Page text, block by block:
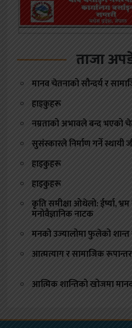
ताजा
मानव चेतनाको सौन्दर्य र
हाइकुहरू
नम्रताको अभावले बन्द भएको
सुसंस्कारले निर्माण गर्ने
हाइकुहरू
हाइकुहरू
कृति समीक्षा ओथेलो: ईर्ष्या,
मनोवैज्ञानिक नाटक
मनको उज्यालोमा फुलेको
आत्मत्याग र सामाजिक
आत्मिक शान्तिको खोजमा